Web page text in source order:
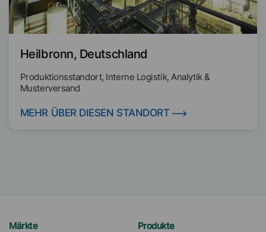
Heilbronn, Deutschland
Produktionsstandort, Interne Logistik, Analytik &
Musterversand
MEHR ÜBER DIESEN STANDORT
Märkte Produkte